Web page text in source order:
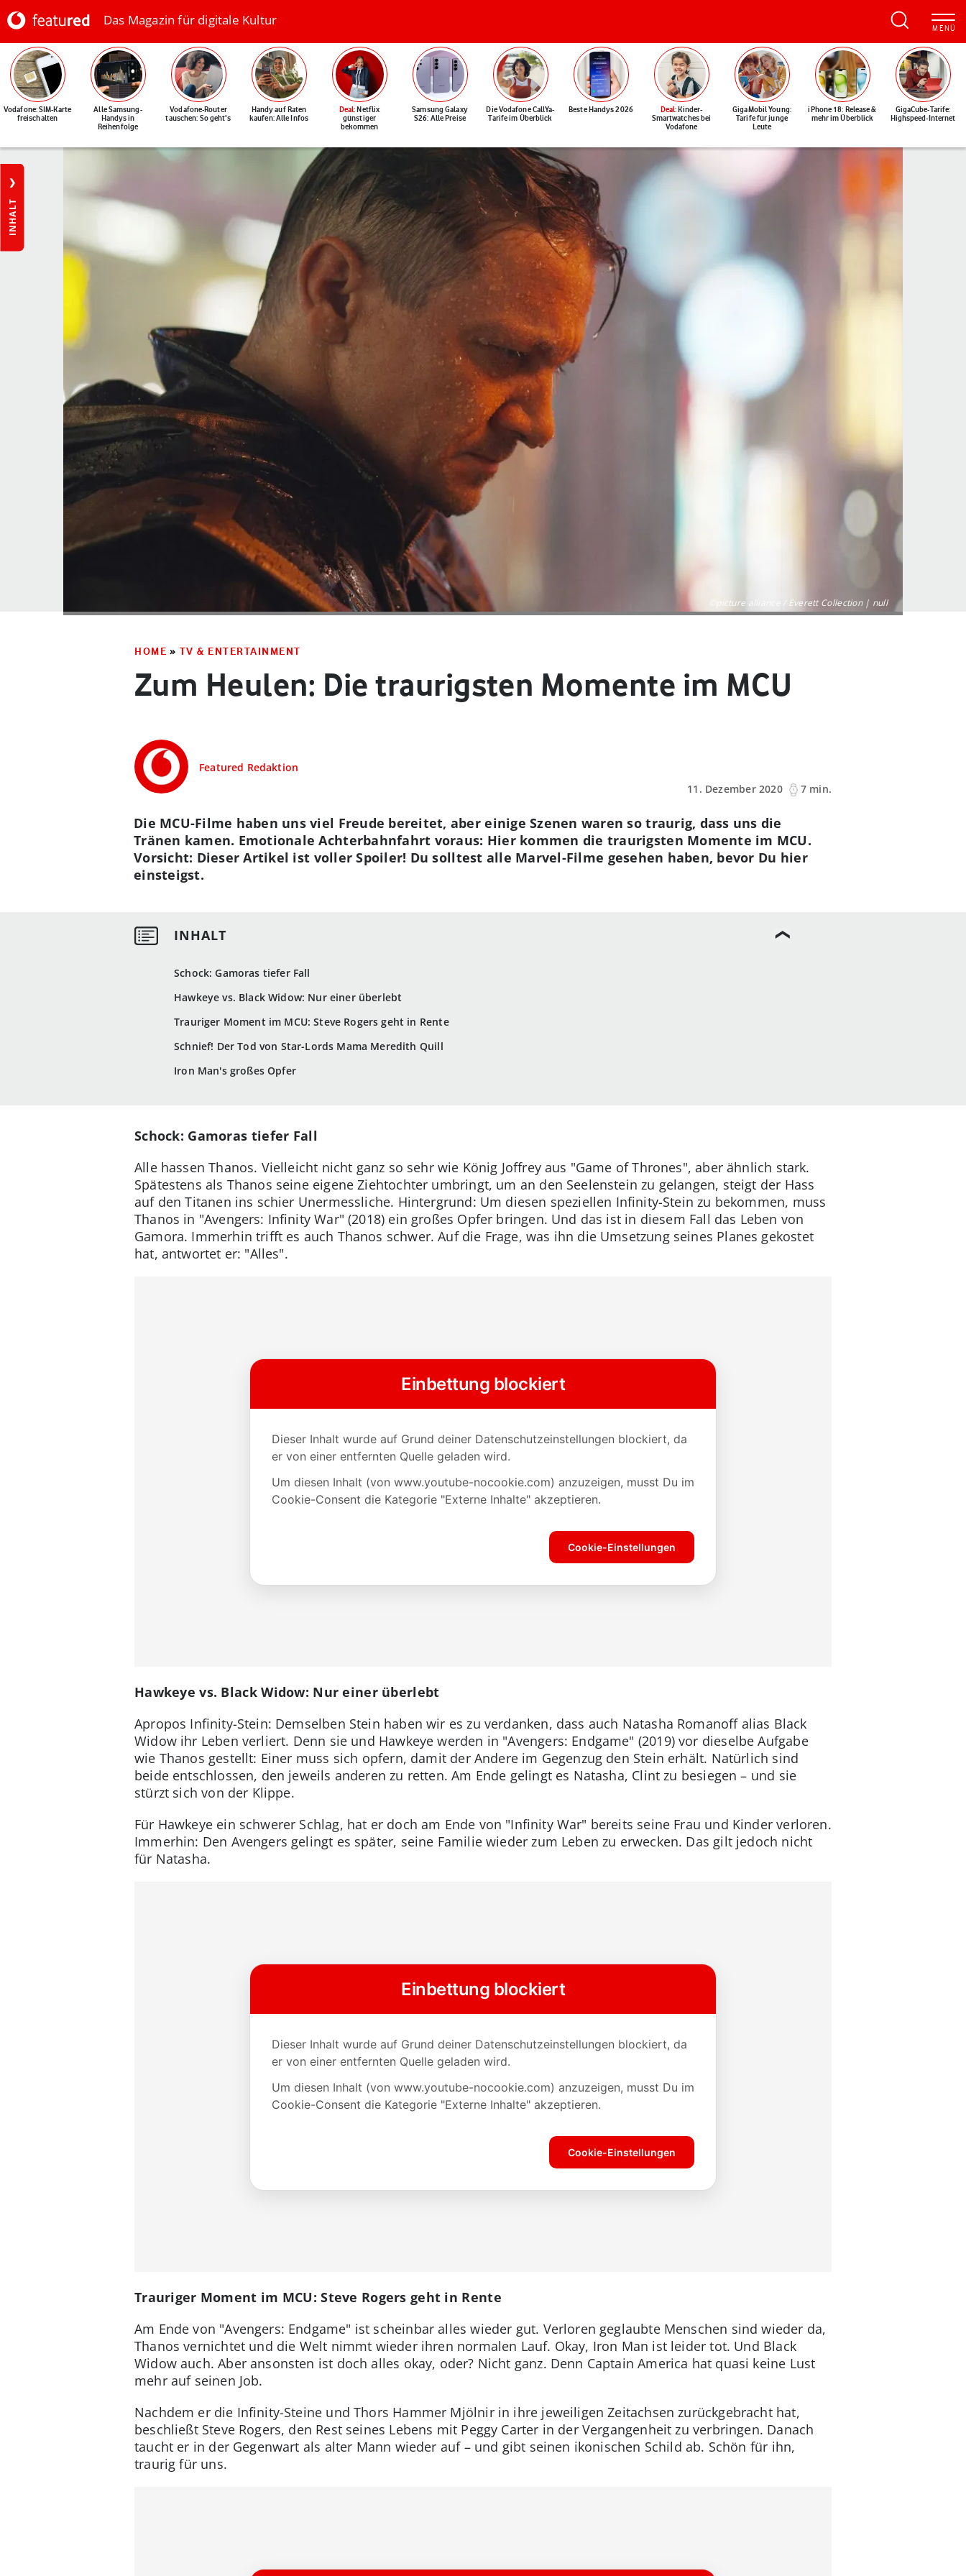
Das Magazin für digitale Kultur
Vodafone: SIM-Karte
freischalten
Alle Samsung-
Handys in
Reihenfolge
Vodafone-Router
tauschen: So geht's
Handy auf Raten
kaufen: Alle Infos
Deal: Netflix
günstiger
bekommen
Samsung Galaxy
S26: Alle Preise
Die Vodafone CallYa-
Tarife im Überblick
Beste Handys 2026 Deal: Kinder-
Smartwatches bei
Vodafone
GigaMobil Young:
Tarife für junge
Leute
iPhone 18: Release &
mehr im Überblick
GigaCube-Tarife:
Highspeed-Internet
INHALT
©picture alliance / Everett Collection | null
HOME » TV & ENTERTAINMENT
Zum Heulen: Die traurigsten Momente im MCU
Featured Redaktion
11. Dezember 2020
7 min.
Schock: Gamoras tiefer Fall
Hawkeye vs. Black Widow: Nur einer überlebt
Trauriger Moment im MCU: Steve Rogers geht in Rente
Schnief! Der Tod von Star-Lords Mama Meredith Quill
Iron Man's großes Opfer
Die MCU-Filme haben uns viel Freude bereitet, aber einige Szenen waren so traurig, dass uns die
Tränen kamen. Emotionale Achterbahnfahrt voraus: Hier kommen die traurigsten Momente im MCU.
Vorsicht: Dieser Artikel ist voller Spoiler! Du solltest alle Marvel-Filme gesehen haben, bevor Du hier
einsteigst.
Schock: Gamoras tiefer Fall
Alle hassen Thanos. Vielleicht nicht ganz so sehr wie König Joffrey aus "Game of Thrones", aber ähnlich stark.
Spätestens als Thanos seine eigene Ziehtochter umbringt, um an den Seelenstein zu gelangen, steigt der Hass
auf den Titanen ins schier Unermessliche. Hintergrund: Um diesen speziellen Infinity-Stein zu bekommen, muss
Thanos in "Avengers: Infinity War" (2018) ein großes Opfer bringen. Und das ist in diesem Fall das Leben von
Gamora. Immerhin trifft es auch Thanos schwer. Auf die Frage, was ihn die Umsetzung seines Planes gekostet
hat, antwortet er: "Alles".
Hawkeye vs. Black Widow: Nur einer überlebt
Apropos Infinity-Stein: Demselben Stein haben wir es zu verdanken, dass auch Natasha Romanoff alias Black
Widow ihr Leben verliert. Denn sie und Hawkeye werden in "Avengers: Endgame" (2019) vor dieselbe Aufgabe
wie Thanos gestellt: Einer muss sich opfern, damit der Andere im Gegenzug den Stein erhält. Natürlich sind
beide entschlossen, den jeweils anderen zu retten. Am Ende gelingt es Natasha, Clint zu besiegen – und sie
stürzt sich von der Klippe.
Für Hawkeye ein schwerer Schlag, hat er doch am Ende von "Infinity War" bereits seine Frau und Kinder verloren.
Immerhin: Den Avengers gelingt es später, seine Familie wieder zum Leben zu erwecken. Das gilt jedoch nicht
für Natasha.
Trauriger Moment im MCU: Steve Rogers geht in Rente
Am Ende von "Avengers: Endgame" ist scheinbar alles wieder gut. Verloren geglaubte Menschen sind wieder da,
Thanos vernichtet und die Welt nimmt wieder ihren normalen Lauf. Okay, Iron Man ist leider tot. Und Black
Widow auch. Aber ansonsten ist doch alles okay, oder? Nicht ganz. Denn Captain America hat quasi keine Lust
mehr auf seinen Job.
Nachdem er die Infinity-Steine und Thors Hammer Mjölnir in ihre jeweiligen Zeitachsen zurückgebracht hat,
beschließt Steve Rogers, den Rest seines Lebens mit Peggy Carter in der Vergangenheit zu verbringen. Danach
taucht er in der Gegenwart als alter Mann wieder auf – und gibt seinen ikonischen Schild ab. Schön für ihn,
traurig für uns.